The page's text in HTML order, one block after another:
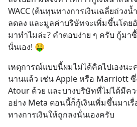
WACC (ต้นทุนทางการเงินเฉลี่ยถ่วง
ลดลง และมูลค่าบริษัทจะเพิ่มขึ้นโดย
มาทำไมล่ะ? คำตอบง่าย ๆ ครับ กู้ม
นั่นเอง! 🤑
เหตุการณ์แบบนี้ผมไม่ได้คิดไปเองน
นานแล้ว เช่น Apple หรือ Marriott
Atour ด้วย และบางบริษัทที่ไม่ได้มีคว
อย่าง Meta ตอนนี้ก็กู้เงินเพิ่มขึ้นมาเ
ทางการเงินให้ถูกลงนั่นเองครับ